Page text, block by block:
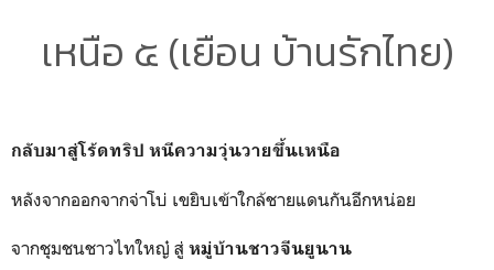
เหนือ ๕ (เยือน บ้านรักไทย)
กลับมาสู่โร้ดทริป หนีความวุ่นวายขึ้นเหนือ
หลังจากออกจากจ่าโบ่ เขยิบเข้าใกล้ชายแดนกันอีกหน่อย
จากชุมชนชาวไทใหญ๋ สู่ หมู่บ้านชาวจีนยูนาน